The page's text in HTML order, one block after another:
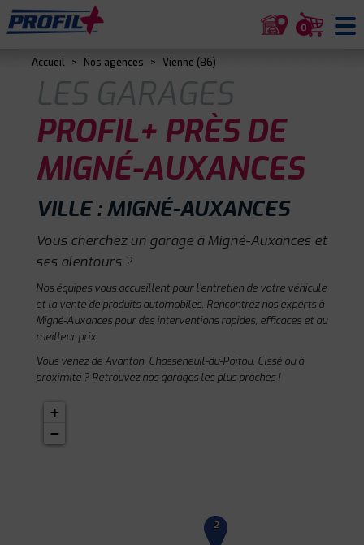
0
Accueil > Nos agences > Vienne (86)
LES GARAGES
PROFIL+ PRÈS DE
MIGNÉ-AUXANCES
VILLE : MIGNÉ-AUXANCES
Vous cherchez un garage à Migné-Auxances et
ses alentours ?
Nos équipes vous accueillent pour l'entretien de votre véhicule
et la vente de produits automobiles. Rencontrez nos experts à
Migné-Auxances pour des interventions rapides, efficaces et au
meilleur prix.
Vous venez de Avanton, Chasseneuil-du-Poitou, Cissé ou à
proximité ? Retrouvez nos garages les plus proches !
2
+
−